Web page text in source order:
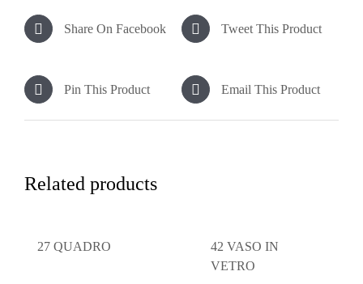
Share On Facebook Tweet This Product
Pin This Product Email This Product
Related products
27 QUADRO
42 VASO IN
VETRO